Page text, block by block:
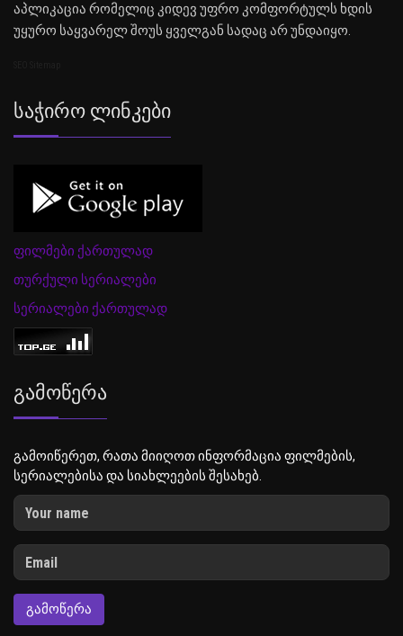
აპლიკაცია რომელიც კიდევ უფრო კომფორტულს ხდის
უყურო საყვარელ შოუს ყველგან სადაც არ უნდაიყო.
Საჭირო Ლინკები
ფილმები ქართულად
თურქული სერიალები
სერიალები ქართულად
Გამოწერა
გამოიწერეთ, რათა მიიღოთ ინფორმაცია ფილმების,
სერიალებისა და სიახლეების შესახებ.
ᲒᲐᲛᲝᲬᲔᲠᲐ